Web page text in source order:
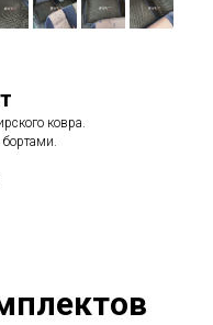
ковра.
бортами.